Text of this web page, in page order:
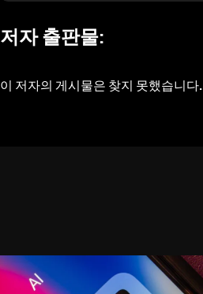
저자 출판물:
이 저자의 게시물은 찾지 못했습니다.